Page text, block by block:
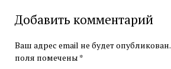
Добавить комментарий
Ваш адрес email не будет опубликован.
поля помечены *